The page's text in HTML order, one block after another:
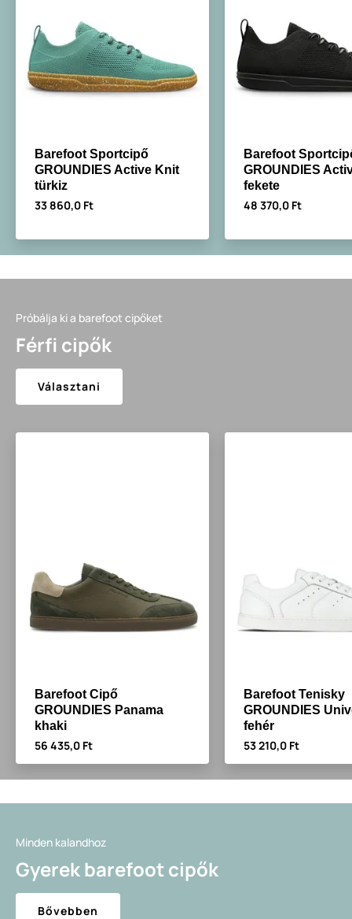
Barefoot Sportcipő
GROUNDIES Active Knit
türkiz
33 860,0 Ft
Barefoot
GROUNDIES
fekete
48 370,0 Ft
Próbálja ki a barefoot cipőket
Férfi cipők
Választani
Barefoot Cipő
GROUNDIES Panama
khaki
56 435,0 Ft
Barefoot Tenisky
GROUNDIES
fehér
53 210,0 Ft
Minden kalandhoz
Gyerek barefoot cipők
Bővebben